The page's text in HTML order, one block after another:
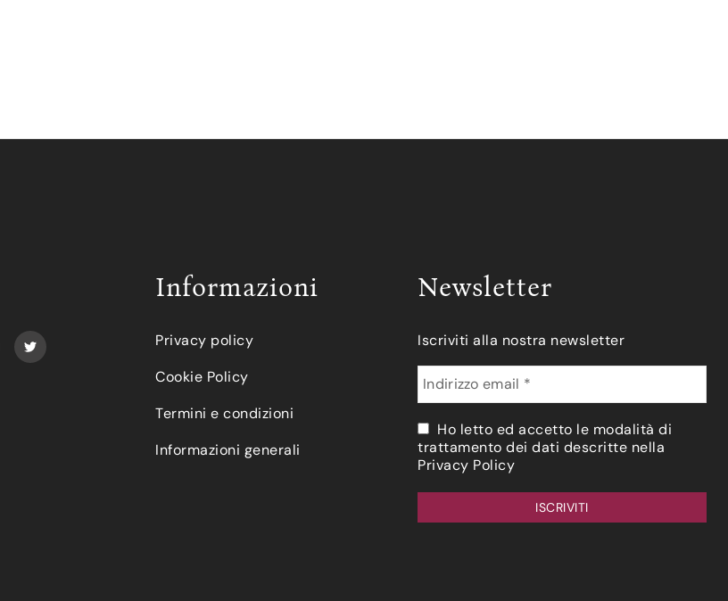
Informazioni
Privacy policy
Cookie Policy
Termini e condizioni
Informazioni generali
Newsletter
Iscriviti alla nostra newsletter
Ho letto ed accetto le modalità di
trattamento dei dati descritte nella
Privacy Policy